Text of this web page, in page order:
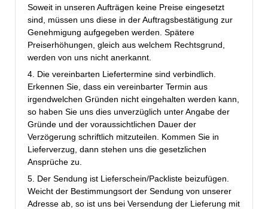
Soweit in unseren Aufträgen keine Preise eingesetzt
sind, müssen uns diese in der Auftragsbestätigung zur
Genehmigung aufgegeben werden. Spätere
Preiserhöhungen, gleich aus welchem Rechtsgrund,
werden von uns nicht anerkannt.
4. Die vereinbarten Liefertermine sind verbindlich.
Erkennen Sie, dass ein vereinbarter Termin aus
irgendwelchen Gründen nicht eingehalten werden kann,
so haben Sie uns dies unverzüglich unter Angabe der
Gründe und der voraussichtlichen Dauer der
Verzögerung schriftlich mitzuteilen. Kommen Sie in
Lieferverzug, dann stehen uns die gesetzlichen
Ansprüche zu.
5. Der Sendung ist Lieferschein/Packliste beizufügen.
Weicht der Bestimmungsort der Sendung von unserer
Adresse ab, so ist uns bei Versendung der Lieferung mit